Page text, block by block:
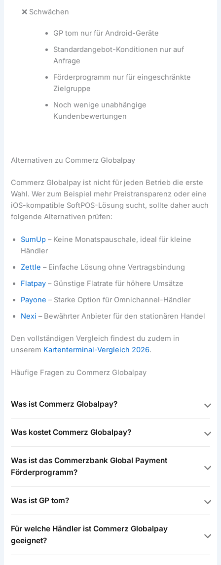
❌ Schwächen
GP tom nur für Android-Geräte
Standardangebot-Konditionen nur auf
Anfrage
Förderprogramm nur für eingeschränkte
Zielgruppe
Noch wenige unabhängige
Kundenbewertungen
Alternativen zu Commerz Globalpay
Commerz Globalpay ist nicht für jeden Betrieb die erste
Wahl. Wer zum Beispiel mehr Preistransparenz oder eine
iOS-kompatible SoftPOS-Lösung sucht, sollte daher auch
folgende Alternativen prüfen:
SumUp – Keine Monatspauschale, ideal für kleine
Händler
Zettle – Einfache Lösung ohne Vertragsbindung
Flatpay – Günstige Flatrate für höhere Umsätze
Payone – Starke Option für Omnichannel-Händler
Nexi – Bewährter Anbieter für den stationären Handel
Den vollständigen Vergleich findest du zudem in
unserem Kartenterminal-Vergleich 2026.
Häufige Fragen zu Commerz Globalpay
Was ist Commerz Globalpay?
Was kostet Commerz Globalpay?
Was ist das Commerzbank Global Payment
Förderprogramm?
Was ist GP tom?
Für welche Händler ist Commerz Globalpay
geeignet?